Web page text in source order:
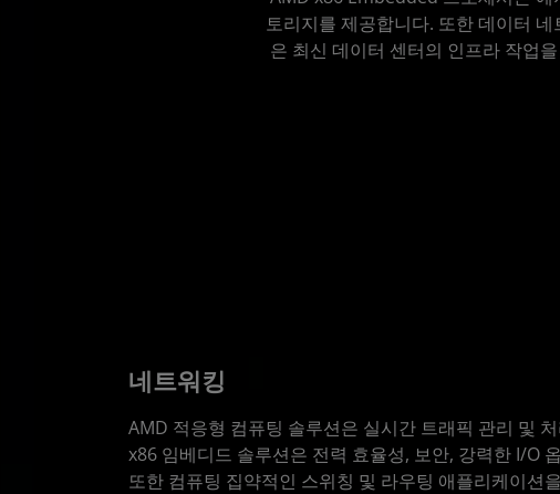
토리지를 제공합니다. 또한 데이터
은 최신 데이터 센터의 인프라 작업
네트워킹
AMD 적응형 컴퓨팅 솔루션은 실시간 트래픽 관리 및
x86 임베디드 솔루션은 전력 효율성, 보안, 강력한 I/O
또한 컴퓨팅 집약적인 스위칭 및 라우팅 애플리케이션